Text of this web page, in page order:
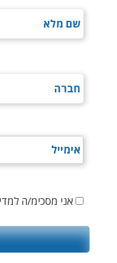
אני מסכימ/ה